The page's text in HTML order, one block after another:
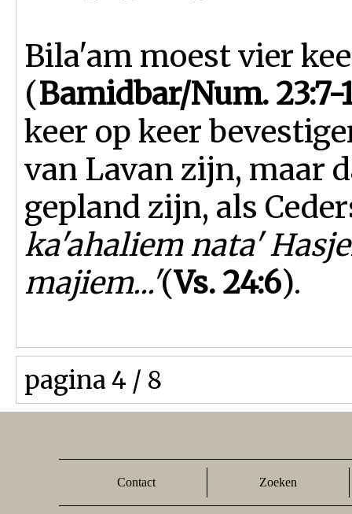
Bila'am moest vier
(Bamidbar/Num. 23:7-
keer op keer
van Lavan zijn, maar
gepland zijn, als
ka'ahaliem nata'
majiem...'(Vs. 24:6).
pagina 4 / 8
Contact Zoeken